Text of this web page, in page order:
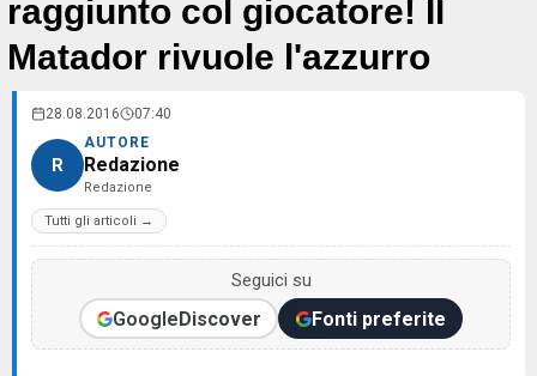
raggiunto col giocatore! Il
Matador rivuole l'azzurro
28.08.2016 07:40
R
AUTORE
Redazione
Redazione
Tutti gli articoli →
Seguici su
GoogleDiscover Fonti preferite